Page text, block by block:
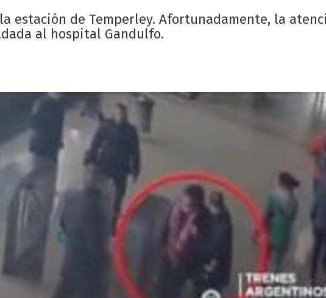
estación de Temperley. Afortunadamente, la
al hospital Gandulfo.